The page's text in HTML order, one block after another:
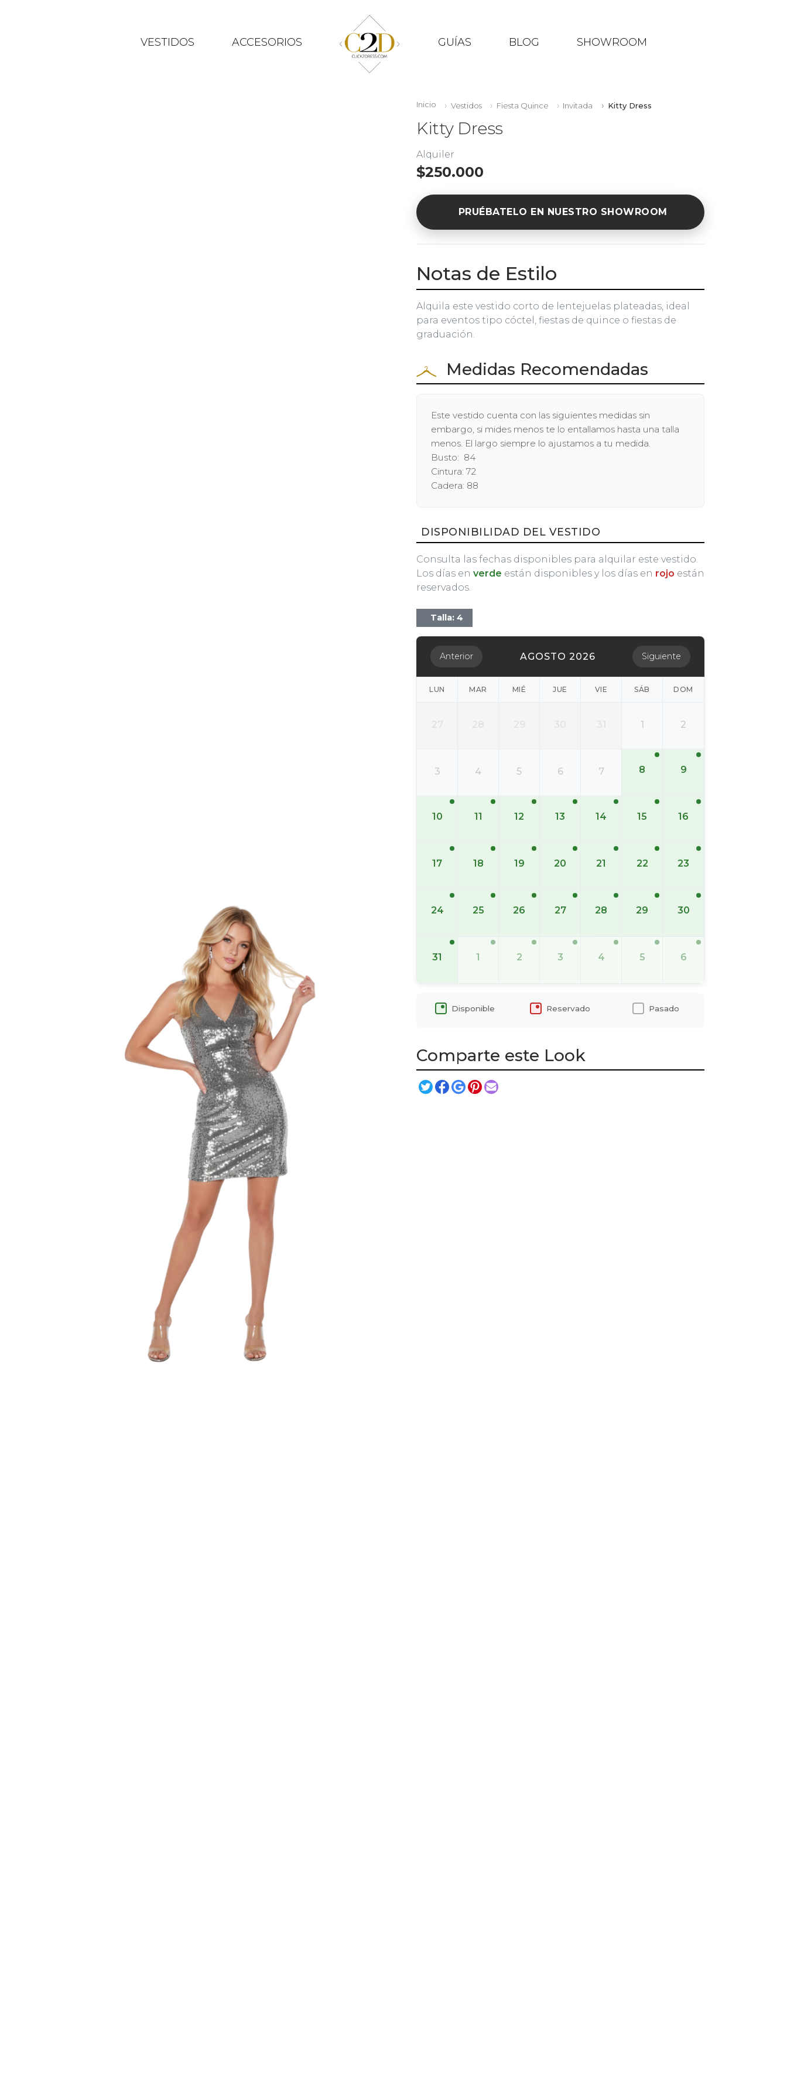
VESTIDOS ACCESORIOS GUÍAS BLOG SHOWROOM
Inicio Vestidos Fiesta Quince Invitada Kitty Dress
Kitty Dress
Alquiler
$250.000
PRUÉBATELO EN NUESTRO SHOWROOM
Notas de Estilo
Alquila este vestido corto de lentejuelas plateadas, ideal
para eventos tipo cóctel, fiestas de quince o fiestas de
graduación.
Medidas Recomendadas
Este vestido cuenta con las siguientes medidas sin
embargo, si mides menos te lo entallamos hasta una talla
menos. El largo siempre lo ajustamos a tu medida.
Busto: 84
Cintura: 72
Cadera: 88
DISPONIBILIDAD DEL VESTIDO
Consulta las fechas disponibles para alquilar este vestido.
Los días en verde están disponibles y los días en rojo están
reservados.
Talla: 4
Anterior AGOSTO 2026 Siguiente
LUN MAR MIÉ JUE VIE SÁB DOM
27 28 29 30 31 1 2
3 4 5 6 7 8 9
10 11 12 13 14 15 16
17 18 19 20 21 22 23
24 25 26 27 28 29 30
31 1 2 3 4 5 6
Disponible Reservado Pasado
Comparte este Look